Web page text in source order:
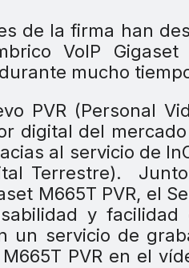
de la firma han
VoIP Gigaset
mucho
PVR (Personal
digital del
al servicio de
Terrestre).
M665T PVR, el
y facilidad
un servicio de
PVR en el